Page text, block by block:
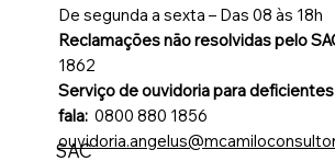
De segunda a sexta – Das 08 às 18h
Reclamações não resolvidas pelo
1862
Serviço de ouvidoria para
fala: 0800 880 1856
SAC